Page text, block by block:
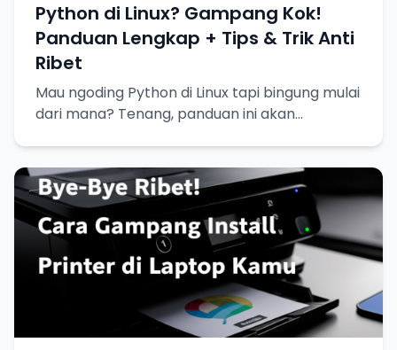
Python di Linux? Gampang Kok!
Panduan Lengkap + Tips & Trik Anti
Ribet
Mau ngoding Python di Linux tapi bingung mulai
dari mana? Tenang, panduan ini akan